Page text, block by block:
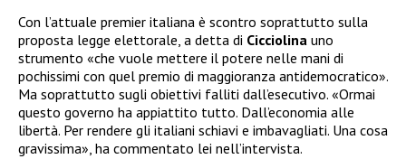
Con l’attuale premier italiana è scontro soprattutto sulla
proposta legge elettorale, a detta di Cicciolina uno
strumento «che vuole mettere il potere nelle mani di
pochissimi con quel premio di maggioranza antidemocratico».
Ma soprattutto sugli obiettivi falliti dall’esecutivo. «Ormai
questo governo ha appiattito tutto. Dall’economia alle
libertà. Per rendere gli italiani schiavi e imbavagliati. Una cosa
gravissima», ha commentato lei nell’intervista.